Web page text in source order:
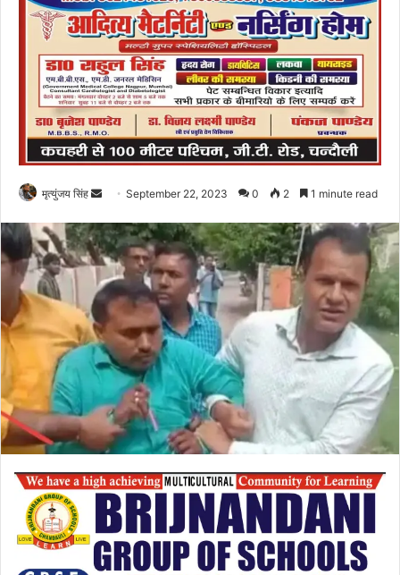
मृत्युंजय सिंह
Send
email
September 22, 2023 0 2 1 minute read